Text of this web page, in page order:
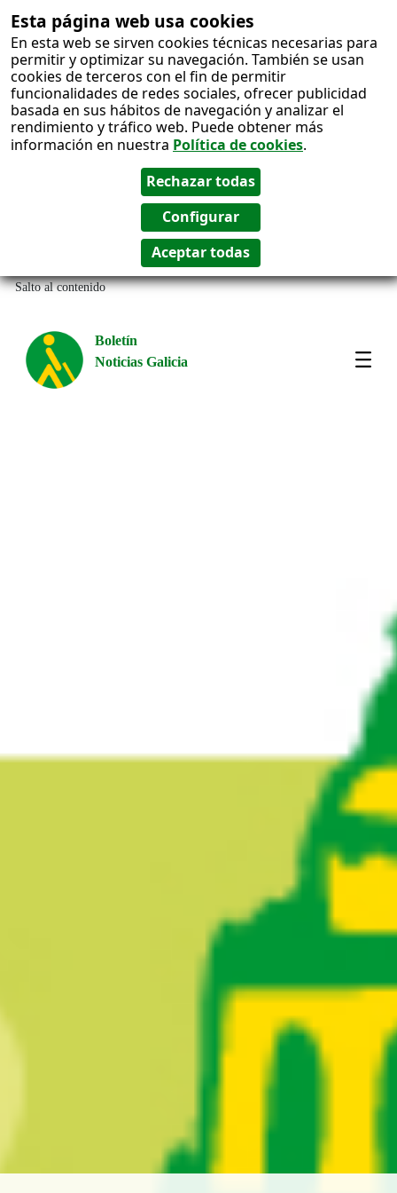
Esta página web usa cookies
En esta web se sirven cookies técnicas necesarias para
permitir y optimizar su navegación. También se usan
cookies de terceros con el fin de permitir
funcionalidades de redes sociales, ofrecer publicidad
basada en sus hábitos de navegación y analizar el
rendimiento y tráfico web. Puede obtener más
información en nuestra Política de cookies.
Salto al contenido
Boletín
Noticias Galicia